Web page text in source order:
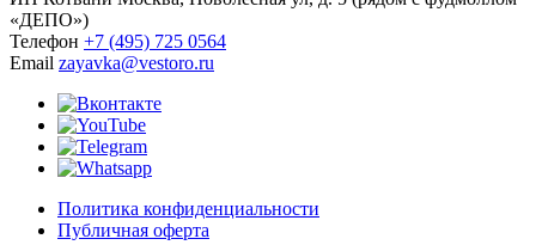
«ДЕПО»)
Телефон +7 (495) 725 0564
Email zayavka@vestoro.ru
Политика конфиденциальности
Публичная оферта